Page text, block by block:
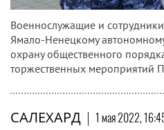
Военнослужащие и
Ямало-Ненецкому
охрану общественного
торжественных мероприятий
САЛЕХАРД | 1 мая 2022,